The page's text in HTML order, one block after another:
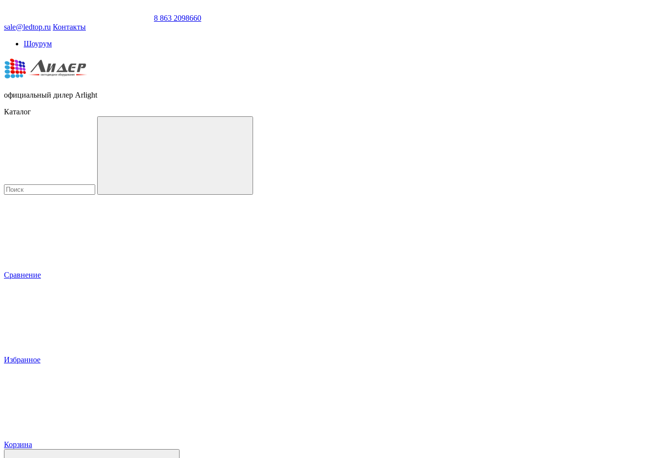
8 863 2098660
sale@ledtop.ru Контакты
Шоурум
официальный дилер Arlight
Каталог
Сравнение
Избранное
Корзина